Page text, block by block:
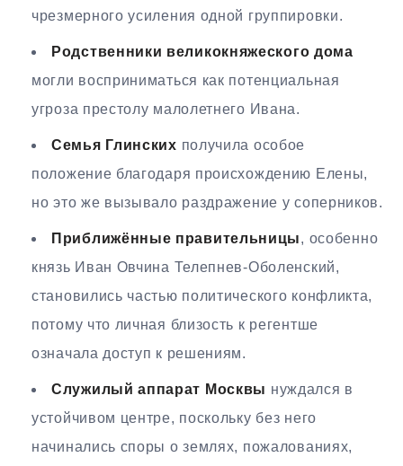
чрезмерного усиления одной группировки.
Родственники великокняжеского дома
могли восприниматься как потенциальная
угроза престолу малолетнего Ивана.
Семья Глинских получила особое
положение благодаря происхождению Елены,
но это же вызывало раздражение у соперников.
Приближённые правительницы, особенно
князь Иван Овчина Телепнев-Оболенский,
становились частью политического конфликта,
потому что личная близость к регентше
означала доступ к решениям.
Служилый аппарат Москвы нуждался в
устойчивом центре, поскольку без него
начинались споры о землях, пожалованиях,